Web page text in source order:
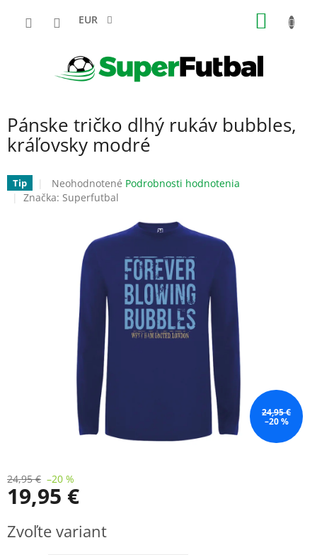
EUR
Pánske tričko dlhý rukáv bubbles,
kráľovsky modré
Tip
Priemerné
hodnotenie
hviezdičiek.
Neohodnotené Podrobnosti hodnotenia
Značka: Superfutbal
24,95 €
–20 %
24,95 € –20 %
19,95 €
cena:
Zvoľte variant